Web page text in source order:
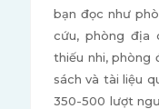
bạn đọc như
cứu, phòng địa
thiếu nhi, phòng
sách và tài liệu
350-500 lượt